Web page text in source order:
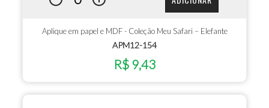
Aplique em papel e MDF - Coleção Meu Safari – Elefante
APM12-154
R$ 9,43